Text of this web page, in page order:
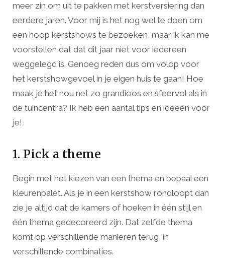
meer zin om uit te pakken met kerstversiering dan
eerdere jaren. Voor mij is het nog wel te doen om
een hoop kerstshows te bezoeken, maar ik kan me
voorstellen dat dat dit jaar niet voor iedereen
weggelegd is. Genoeg reden dus om volop voor
het kerstshowgevoel in je eigen huis te gaan! Hoe
maak je het nou net zo grandioos en sfeervol als in
de tuincentra? Ik heb een aantal tips en ideeën voor
je!
1. Pick a theme
Begin met het kiezen van een thema en bepaal een
kleurenpalet. Als je in een kerstshow rondloopt dan
zie je altijd dat de kamers of hoeken in één stijl en
één thema gedecoreerd zijn. Dat zelfde thema
komt op verschillende manieren terug, in
verschillende combinaties.